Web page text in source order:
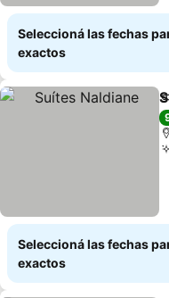
Seleccioná las fechas
exactos
Seleccioná las fechas
exactos